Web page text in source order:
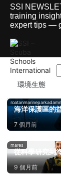
SSI
training
expert tips —
海洋保護區的
7 個月前
mares
從科學研究到
9 個月前